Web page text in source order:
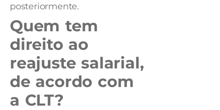
posteriormente.
Quem tem
direito ao
reajuste salarial,
de acordo com
a CLT?